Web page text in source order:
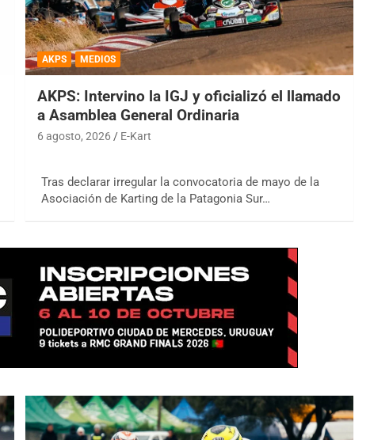
AKPS MEDIOS
AKPS: Intervino la IGJ y oficializó el llamado
a Asamblea General Ordinaria
6 agosto, 2026 E-Kart
Tras declarar irregular la convocatoria de mayo de la
Asociación de Karting de la Patagonia Sur…